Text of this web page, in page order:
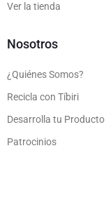
Ver la tienda
Nosotros
¿Quiénes Somos?
Recicla con Tíbiri
Desarrolla tu Producto
Patrocinios